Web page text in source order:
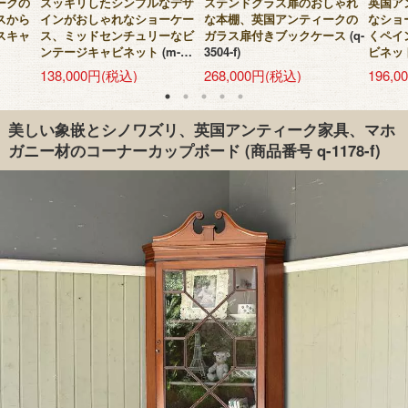
から
キャ
インがおしゃれなショーケー
ス、ミッドセンチュリーなビ
ンテージキャビネット (m-
1271-f)
138,000円(税込)
な本棚、英国アンティークの
ガラス扉付きブックケース (q-
3504-f)
268,000円(税込)
なショ
くペ
ビネッ
美しい象嵌とシノワズリ、英国アンティーク家具、マホ
ガニー材のコーナーカップボード (商品番号 q-1178-f)